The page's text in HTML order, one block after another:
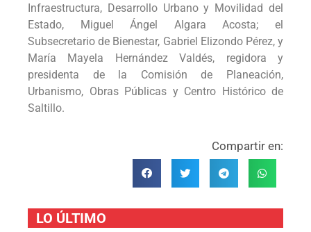
Infraestructura, Desarrollo Urbano y Movilidad del
Estado, Miguel Ángel Algara Acosta; el
Subsecretario de Bienestar, Gabriel Elizondo Pérez, y
María Mayela Hernández Valdés, regidora y
presidenta de la Comisión de Planeación,
Urbanismo, Obras Públicas y Centro Histórico de
Saltillo.
Compartir en:
LO ÚLTIMO